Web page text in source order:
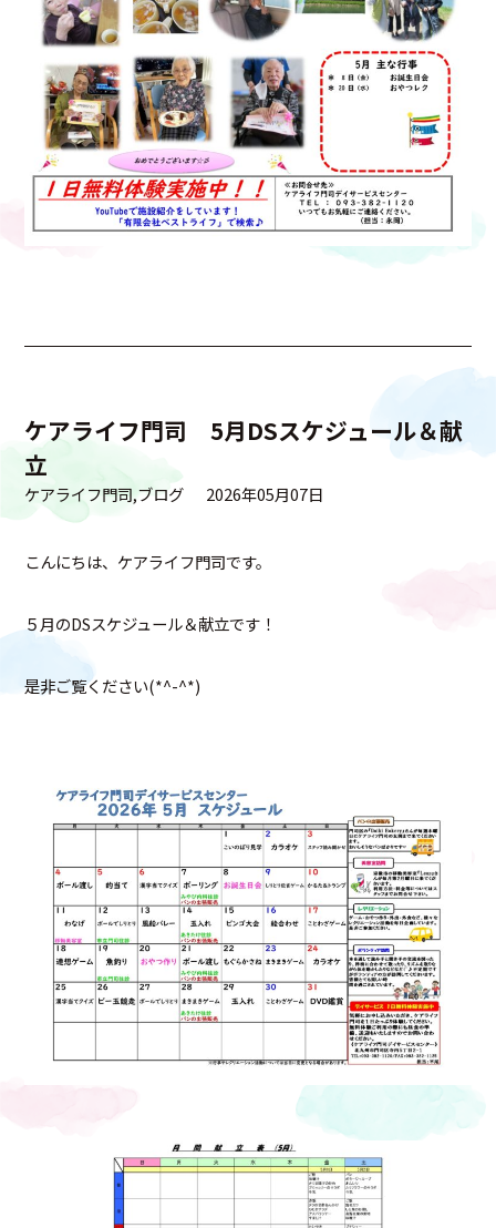
ケアライフ門司 5月DSスケジュール＆献
立
ケアライフ門司 ブログ 2026年05月07日
こんにちは、ケアライフ門司です。
５月のDSスケジュール＆献立です！
是非ご覧ください(*^-^*)